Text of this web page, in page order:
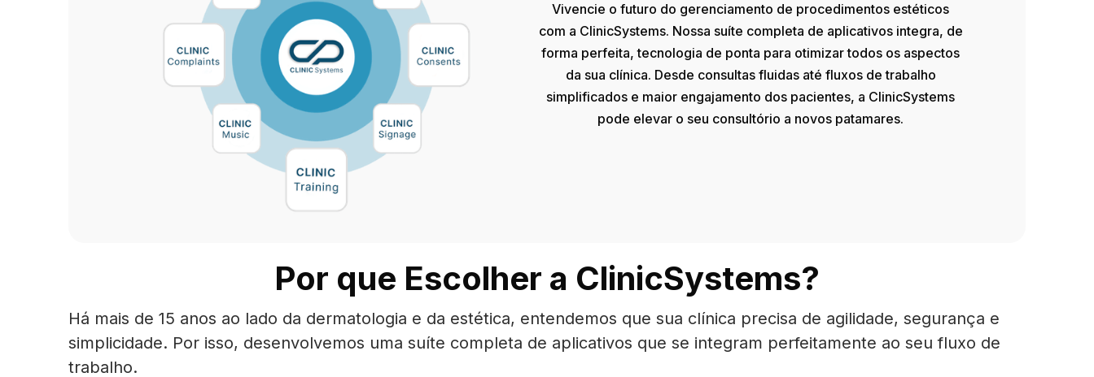
Vivencie o futuro do gerenciamento de procedimentos estéticos
com a ClinicSystems. Nossa suíte completa de aplicativos integra, de
forma perfeita, tecnologia de ponta para otimizar todos os aspectos
da sua clínica. Desde consultas fluidas até fluxos de trabalho
simplificados e maior engajamento dos pacientes, a ClinicSystems
pode elevar o seu consultório a novos patamares.
Por que Escolher a ClinicSystems?
Há mais de 15 anos ao lado da dermatologia e da estética, entendemos que sua clínica precisa de agilidade, segurança e
simplicidade. Por isso, desenvolvemos uma suíte completa de aplicativos que se integram perfeitamente ao seu fluxo de
trabalho.